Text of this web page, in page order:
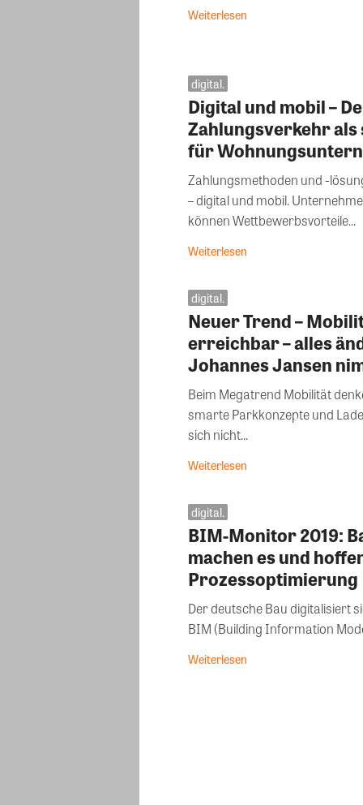
Weiterlesen
digital.
Digital und mobil –
Zahlungsverkehr
für
Zahlungsmethoden und -
– digital und mobil.
können Wettbewerbsvorteile...
Weiterlesen
digital.
Neuer Trend –
erreichbar – alles
Johannes Jansen
Beim Megatrend Mobilität
smarte Parkkonzepte und
sich nicht...
Weiterlesen
digital.
BIM-Monitor 2019:
machen es und
Prozessoptimierung
Der deutsche Bau digitalisiert
BIM (Building Information
Weiterlesen